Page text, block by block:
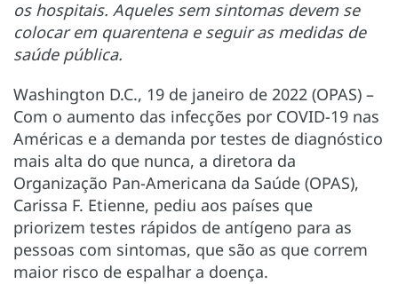
os hospitais. Aqueles sem sintomas devem se
colocar em quarentena e seguir as medidas de
saúde pública.
Washington D.C., 19 de janeiro de 2022 (OPAS) –
Com o aumento das infecções por COVID-19 nas
Américas e a demanda por testes de diagnóstico
mais alta do que nunca, a diretora da
Organização Pan-Americana da Saúde (OPAS),
Carissa F. Etienne, pediu aos países que
priorizem testes rápidos de antígeno para as
pessoas com sintomas, que são as que correm
maior risco de espalhar a doença.